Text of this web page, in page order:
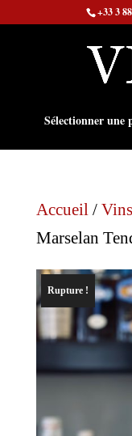
+33 3
Sélectionner une
Accueil/ Vins
Marselan
Rupture !